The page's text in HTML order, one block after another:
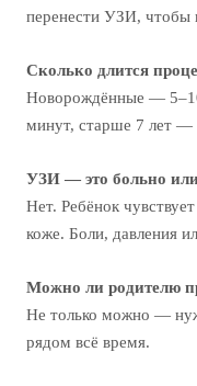
перенести УЗИ, чтобы
Сколько длится
Новорождённые —
минут, старше 7 лет —
УЗИ — это больно
Нет. Ребёнок
коже. Боли, давления
Можно ли родителю
Не только можно —
рядом всё время.